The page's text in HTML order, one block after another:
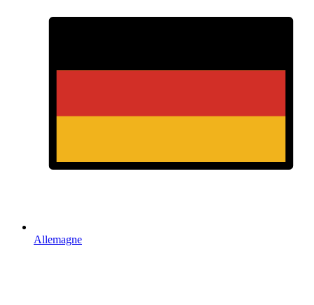
Allemagne